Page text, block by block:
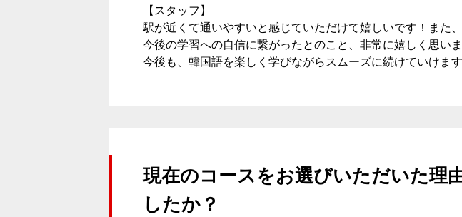
ご入校までの流れ
スケジュール
【スタッフ】
駅が近くて通いやすいと感じていただけて嬉しいです！また
今後の学習への自信に繋がったとのこと、非常に嬉しく思いま
今後も、韓国語を楽しく学びながらスムーズに続けていけま
現在のコースをお選びいただいた理
したか？